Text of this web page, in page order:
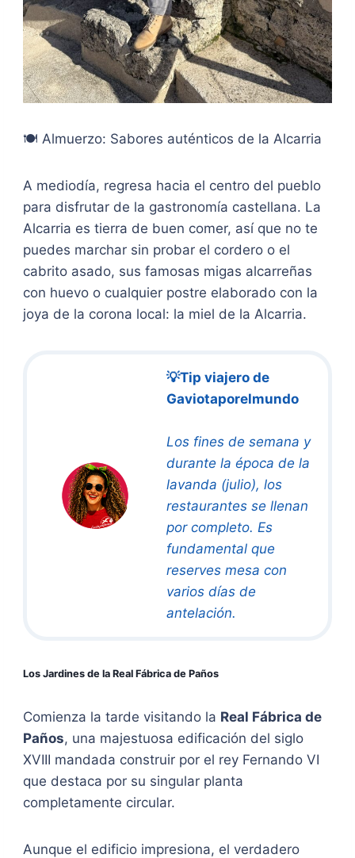
🍽️ Almuerzo: Sabores auténticos de la Alcarria
A mediodía, regresa hacia el centro del pueblo
para disfrutar de la gastronomía castellana. La
Alcarria es tierra de buen comer, así que no te
puedes marchar sin probar el cordero o el
cabrito asado, sus famosas migas alcarreñas
con huevo o cualquier postre elaborado con la
joya de la corona local: la miel de la Alcarria.
💡Tip viajero de
Gaviotaporelmundo
Los fines de semana y
durante la época de la
lavanda (julio), los
restaurantes se llenan
por completo. Es
fundamental que
reserves mesa con
varios días de
antelación.
Los Jardines de la Real Fábrica de Paños
Comienza la tarde visitando la Real Fábrica de
Paños, una majestuosa edificación del siglo
XVIII mandada construir por el rey Fernando VI
que destaca por su singular planta
completamente circular.
Aunque el edificio impresiona, el verdadero